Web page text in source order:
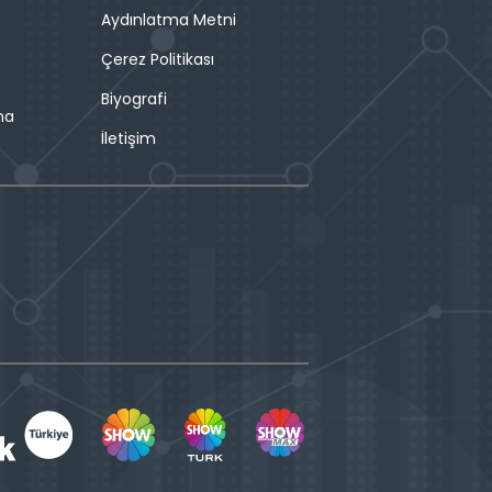
Aydınlatma Metni
Çerez Politikası
Biyografi
İletişim